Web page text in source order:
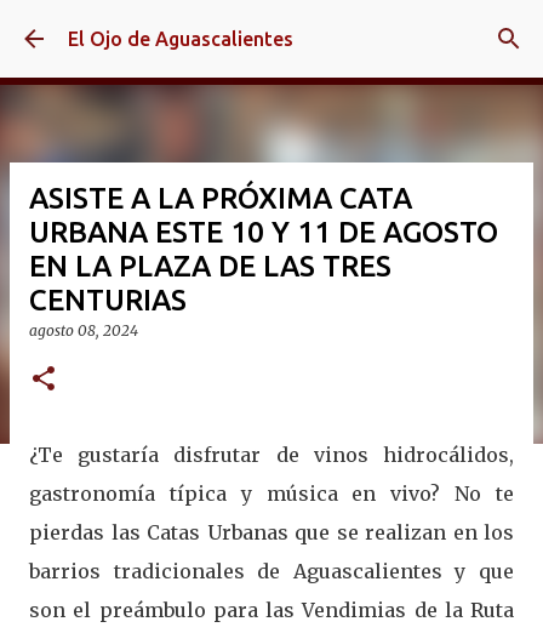
Ir al contenido principal
El Ojo de Aguascalientes
ASISTE A LA PRÓXIMA CATA
URBANA ESTE 10 Y 11 DE AGOSTO
EN LA PLAZA DE LAS TRES
CENTURIAS
agosto 08, 2024
¿Te gustaría disfrutar de vinos hidrocálidos,
gastronomía típica y música en vivo? No te
pierdas las Catas Urbanas que se realizan en los
barrios tradicionales de Aguascalientes y que
son el preámbulo para las Vendimias de la Ruta